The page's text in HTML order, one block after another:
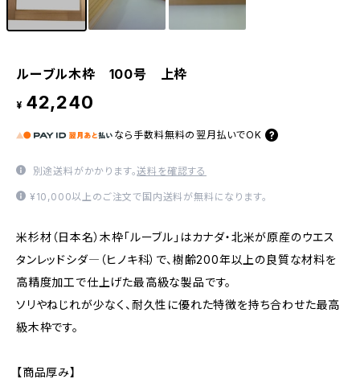
ルーブル木枠 100号 上枠
¥ 42,240
なら 手数料無料の 翌月払いでOK
別途送料がかかります。送料を確認する
¥10,000以上のご注文で国内送料が無料になります。
米杉材（日本名）木枠「ルーブル」はカナダ・北米が原産のウエス
タンレッドシダ―（ヒノキ科）で、樹齢200年以上の良質な材料を
高精度加工で仕上げた最高級な製品です。
ソリやねじれが少なく、耐久性に優れた特徴を持ち合わせた最高
級木枠です。
【商品厚み】